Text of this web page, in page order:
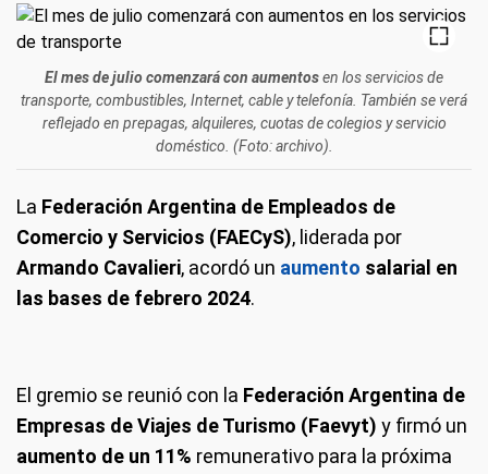
El mes de julio comenzará con aumentosen los servicios de
transporte, combustibles, Internet, cable y telefonía. También se verá
reflejado en prepagas, alquileres, cuotas de colegios y servicio
doméstico. (Foto: archivo).
La Federación Argentina de Empleados de
Comercio y Servicios (FAECyS), liderada por
Armando Cavalieri, acordó un aumento salarial en
las bases de febrero 2024.
El gremio se reunió con la Federación Argentina de
Empresas de Viajes de Turismo (Faevyt) y firmó un
aumento de un 11% remunerativo para la próxima